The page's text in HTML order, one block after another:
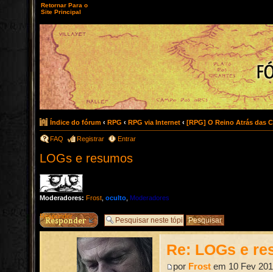
Retornar Para o
Site Principal
Índice do fórum ‹ RPG ‹ RPG via Internet ‹ [RPG] O Reino Atrás das
FAQ Registrar Entrar
LOGs e resumos
Moderadores: Frost oculto Moderadores
Responder
Re: LOGs e
por Frost em 10 Fev